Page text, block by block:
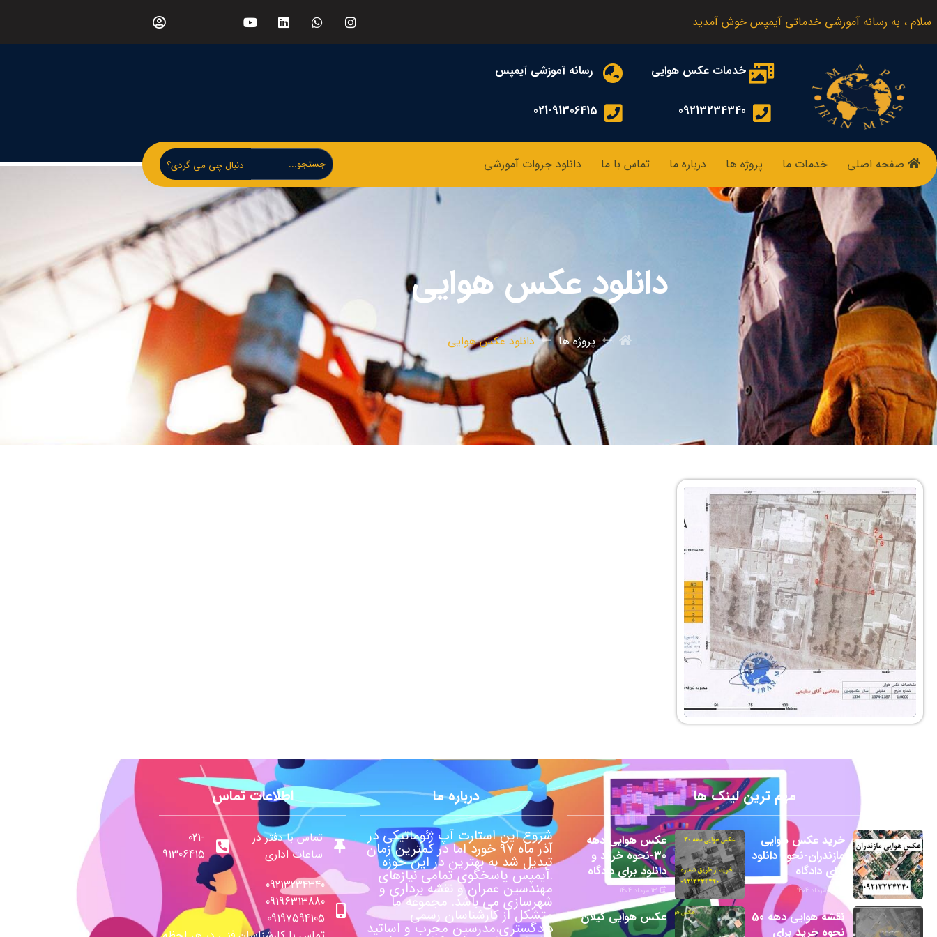
سلام ، به رسانه آموزشی خدماتی آیمپس خوش آمدید
خدمات عکس هوایی
09213234340
رسانه آموزشی آیمپس
021-91306415
صفحه اصلی خدمات ما پروژه ها درباره ما تماس با ما دانلود جزوات آموزشی دنبال چی می گردی؟
دانلود عکس هوایی
پروژه ها دانلود عکس هوایی
مهم ترین لینک ها
خرید عکس هوایی
مازندران-نحوه دانلود
برای دادگاه
22 مرداد 1404
عکس هوایی دهه
30-نحوه خرید و
دانلود برای دادگاه
13 مرداد 1404
نقشه هوایی دهه 50
نحوه خرید برای
عکس هوایی گیلان
درباره ما
شروع این استارت آپ ژئوماتیکی در
آذر ماه ۹۷ خورد اما در کمترین زمان
تبدیل شد به بهترین در این حوزه
.آیمپس پاسخگوی تمامی نیازهای
مهندسین عمران و نقشه برداری و
شهرسازی می باشد. مجموعه ما
متشکل از کارشناسان رسمی
دادگستری،مدرسین مجرب و اساتید
اطلاعات تماس
تماس با دفتر در
ساعات اداری
021-
91306415
09213234340
09196313880
09197594105